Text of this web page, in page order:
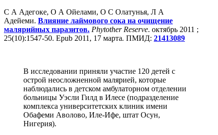
С А Адегоке, О А Ойелами, О С Олатунья, Л А
Адейеми. Влияние лаймового сока на очищение
малярийных паразитов. Phytother Reserve. октябрь 2011 ;
25(10):1547-50. Epub 2011, 17 марта. ПМИД: 21413089
В исследовании приняли участие 120 детей с
острой неосложненной малярией, которые
наблюдались в детском амбулаторном отделении
больницы Уэсли Гилд в Илесе (подразделение
комплекса университетских клиник имени
Обафеми Аволово, Иле-Ифе, штат Осун,
Нигерия).